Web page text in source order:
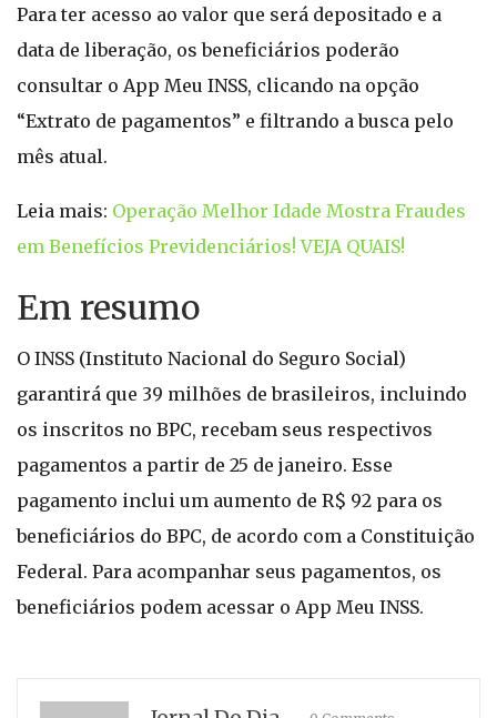
Para ter acesso ao valor que será depositado e a
data de liberação, os beneficiários poderão
consultar o App Meu INSS, clicando na opção
“Extrato de pagamentos” e filtrando a busca pelo
mês atual.
Leia mais: Operação Melhor Idade Mostra Fraudes
em Benefícios Previdenciários! VEJA QUAIS!
Em resumo
O INSS (Instituto Nacional do Seguro Social)
garantirá que 39 milhões de brasileiros, incluindo
os inscritos no BPC, recebam seus respectivos
pagamentos a partir de 25 de janeiro. Esse
pagamento inclui um aumento de R$ 92 para os
beneficiários do BPC, de acordo com a Constituição
Federal. Para acompanhar seus pagamentos, os
beneficiários podem acessar o App Meu INSS.